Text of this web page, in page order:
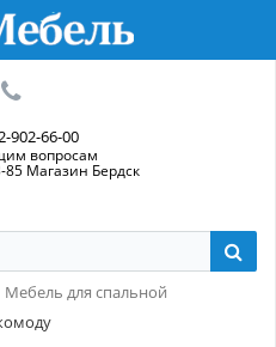
902-66-00
вопросам
85 Магазин Бердск
Мебель для спальной